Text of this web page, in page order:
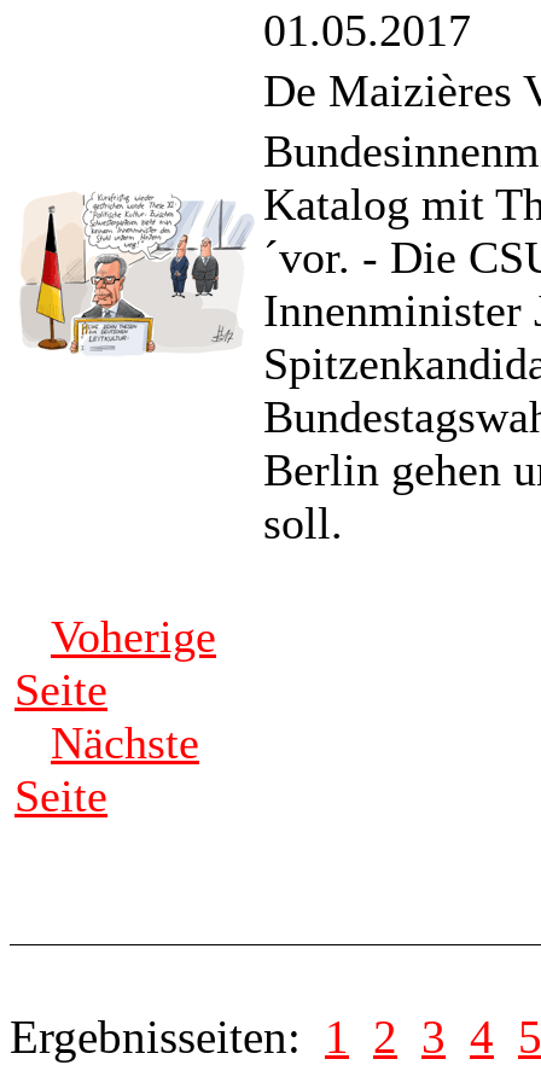
01.05.2017
De Maizières
Katalog mit
´vor. - Die
Innenminister
Berlin gehen
soll.
Voherige
Seite
Nächste
Seite
Ergebnisseiten: 1 2 3 4 5